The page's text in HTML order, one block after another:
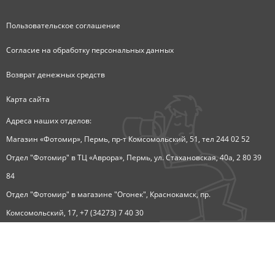
Пользовательское соглашение
Согласие на обработку персональных данных
Возврат денежных средств
Карта сайта
Адреса наших отделов:
Магазин «Фотомир», Пермь, пр-т Комсомольский, 51, тел 244 02 52
Отдел "Фотомир" в ТЦ «Аврора», Пермь, ул. Стахановская, 40а, 2 80 39
84
Отдел "Фотомир" в магазине "Огонек", Краснокамск, пр.
Комсомольский, 17, +7 (34273) 7 40 30